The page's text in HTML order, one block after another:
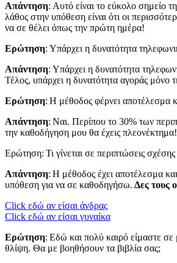
Απάντηση: Αυτό είναι το εύκολο σημείο
λάθος στην υπόθεση είναι ότι οι
να σε θέλει όπως την πρώτη ημέρα!
Ερώτηση: Υπάρχει η δυνατότητα
Απάντηση: Υπάρχει η δυνατότητα
Τέλος, υπάρχει η δυνατότητα αγοράς μόνο
Ερώτηση: Η μέθοδος φέρνει αποτέλεσμα
Απάντηση: Ναι. Περίπου το 30% των
την καθοδήγηση μου θα έχεις πλεονέκτημα!
Ερώτηση: Τι γίνεται σε περιπτώσεις
Απάντηση: Η μέθοδος έχει αποτέλεσμα
υπόθεση για να σε καθοδηγήσω. Δες τους
Click εδώ αν είσαι άνδρας
Click εδώ αν είσαι γυναίκα
Ερώτηση: Εδώ και πολύ καιρό είμαστε
θλίψη. Θα με βοηθήσουν τα βιβλία σας;